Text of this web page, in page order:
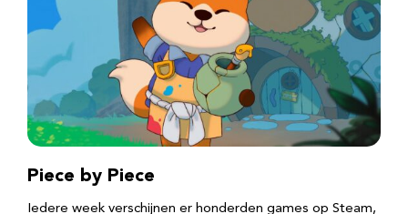
Piece by Piece
Iedere week verschijnen er honderden games op Steam,